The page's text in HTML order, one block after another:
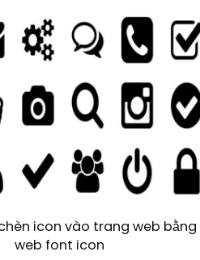
icon vào trang web bằng
web font icon